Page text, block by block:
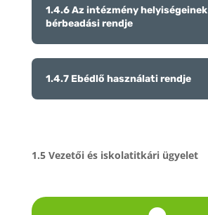
1.4.6 Az intézmény helyiségeinek
bérbeadási rendje
1.4.7 Ebédlő használati rendje
1.5 Vezetői és iskolatitkári ügyelet